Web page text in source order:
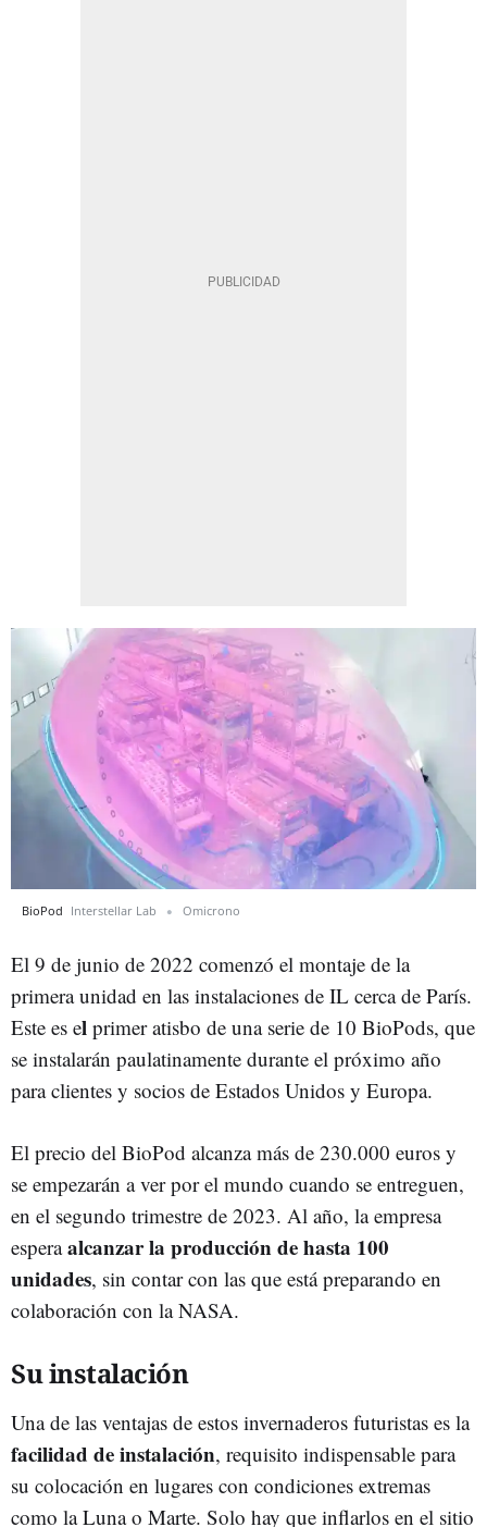
BioPod Interstellar Lab Omicrono
El 9 de junio de 2022 comenzó el montaje de la
primera unidad en las instalaciones de IL cerca de París.
Este es el primer atisbo de una serie de 10 BioPods, que
se instalarán paulatinamente durante el próximo año
para clientes y socios de Estados Unidos y Europa.
El precio del BioPod alcanza más de 230.000 euros y
se empezarán a ver por el mundo cuando se entreguen,
en el segundo trimestre de 2023. Al año, la empresa
esperaalcanzar la producción de hasta 100
unidades, sin contar con las que está preparando en
colaboración con la NASA.
Su instalación
Una de las ventajas de estos invernaderos futuristas es la
facilidad de instalación, requisito indispensable para
su colocación en lugares con condiciones extremas
como la Luna o Marte. Solo hay que inflarlos en el sitio